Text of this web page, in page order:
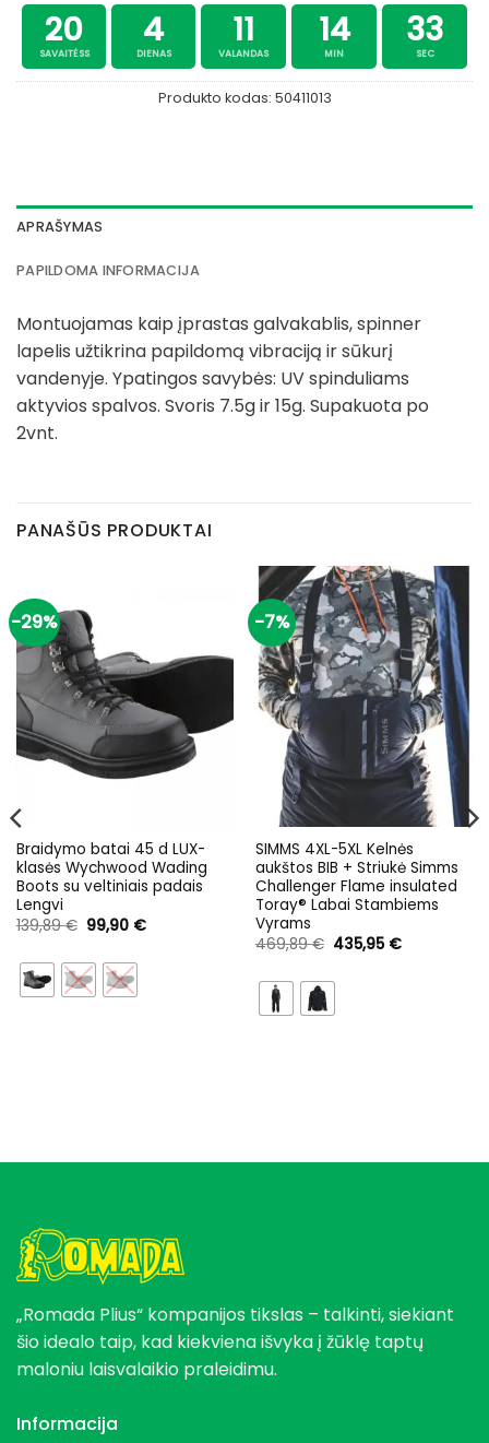
20
SAVAITĖSS
4
DIENAS
11
VALANDAS
14
MIN
33
SEC
Produkto kodas: 50411013
APRAŠYMAS
PAPILDOMA INFORMACIJA
Montuojamas kaip įprastas galvakablis, spinner
lapelis užtikrina papildomą vibraciją ir sūkurį
vandenyje. Ypatingos savybės: UV spinduliams
aktyvios spalvos. Svoris 7.5g ir 15g. Supakuota po
2vnt.
PANAŠŪS PRODUKTAI
-29%
Braidymo batai 45 d LUX-
klasės Wychwood Wading
Boots su veltiniais padais
Lengvi
139,89€ Original
price
139,89 €.
99,90 €Current
-7%
SIMMS 4XL-5XL Kelnės
aukštos BIB + Striukė Simms
Challenger Flame insulated
Toray® Labai Stambiems
Vyrams
469,89€ Original
price
469,89 €.
435,95 €Current
„Romada Plius“ kompanijos tikslas – talkinti, siekiant
šio idealo taip, kad kiekviena išvyka į žūklę taptų
maloniu laisvalaikio praleidimu.
Informacija